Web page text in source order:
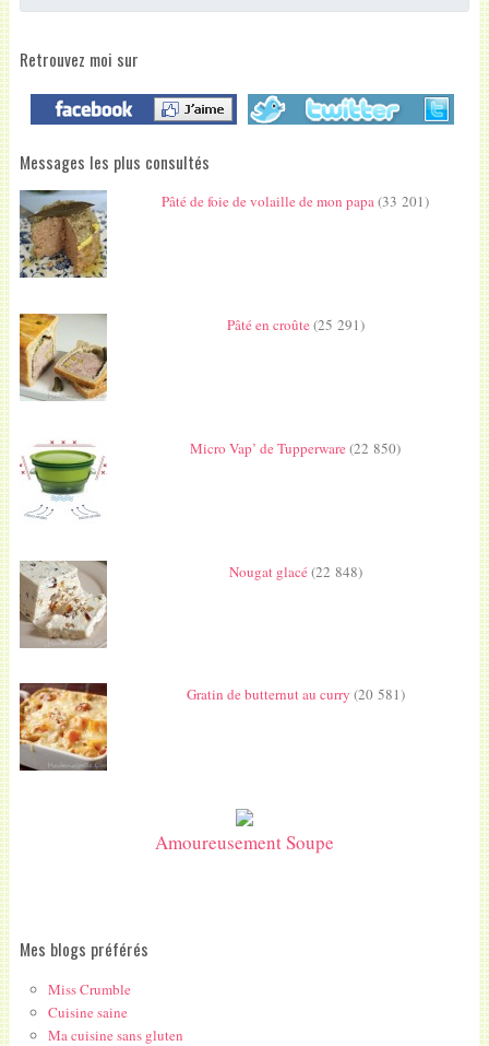
Retrouvez moi sur
Messages les plus consultés
Pâté de foie de volaille de mon papa(33 201)
Pâté en croûte(25 291)
Micro Vap’ de Tupperware(22 850)
Nougat glacé(22 848)
Gratin de butternut au curry (20 581)
Amoureusement Soupe
Mes blogs préférés
Miss Crumble
Cuisine saine
Ma cuisine sans gluten